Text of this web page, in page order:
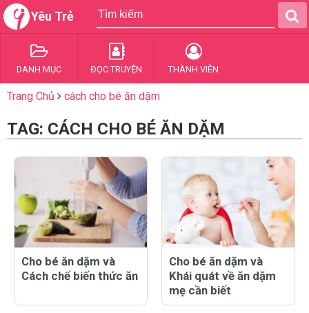
Yêu Trẻ
DANH MỤC ĐỌC TRUYỆN THÀNH VIÊN
Trang Chủ cách cho bé ăn dặm
TAG: CÁCH CHO BÉ ĂN DẶM
Cho bé ăn dặm và
Cách chế biến thức ăn
Cho bé ăn dặm và
Khái quát về ăn dặm
mẹ cần biết